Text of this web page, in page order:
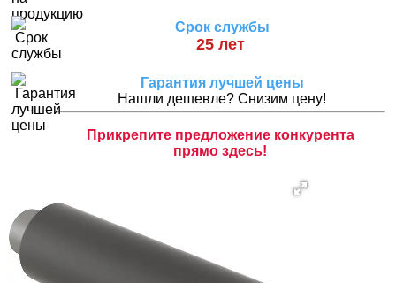
Срок службы
25 лет
Гарантия лучшей цены
Нашли дешевле? Снизим цену!
Прикрепите предложение конкурента
прямо здесь!